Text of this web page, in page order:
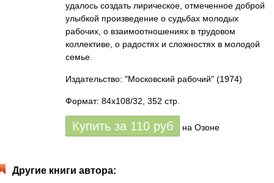
удалось создать лирическое, отмеченное доброй
улыбкой произведение о судьбах молодых
рабочих, о взаимоотношениях в трудовом
коллективе, о радостях и сложностях в молодой
семье.
Издательство: "Московский рабочий" (1974)
Формат: 84x108/32, 352 стр.
Купить за 110 руб на Озоне
Другие книги автора: